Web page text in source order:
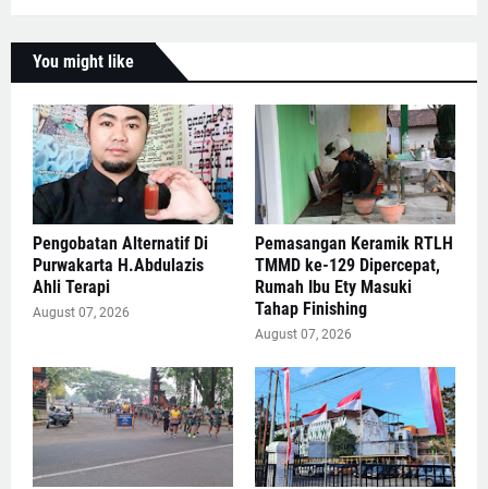
You might like
Pengobatan Alternatif Di
Purwakarta H.Abdulazis
Ahli Terapi
August 07, 2026
Pemasangan Keramik RTLH
TMMD ke-129 Dipercepat,
Rumah Ibu Ety Masuki
Tahap Finishing
August 07, 2026